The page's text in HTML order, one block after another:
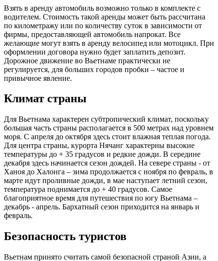
Взять в аренду автомобиль возможно только в комплекте с
водителем. Стоимость такой аренды может быть рассчитана
по километражу или по количеству суток в зависимости от
фирмы, предоставляющей автомобиль напрокат. Все
желающие могут взять в аренду велосипед или мотоцикл. При
оформлении договора нужно будет заплатить депозит.
Дорожное движение во Вьетнаме практически не
регулируется, для больших городов пробки – частое и
привычное явление.
Климат страны
Для Вьетнама характерен субтропический климат, поскольку
большая часть страны располагается в 500 метрах над уровнем
моря. С апреля до октября здесь стоит влажная теплая погода.
Для центра страны, курорта Нячанг характерны высокие
температуры до + 35 градусов и редкие дожди. В середине
декабря здесь начинается сезон дождей. На севере страны - от
Ханоя до Халонга – зима продолжается с ноября по февраль, в
марте идут проливные дожди, в мае наступает летний сезон,
температура поднимается до + 40 градусов. Самое
благоприятное время для путешествия по югу Вьетнама –
декабрь - апрель. Бархатный сезон приходится на январь и
февраль.
Безопасность туристов
Вьетнам принято считать самой безопасной страной Азии, а